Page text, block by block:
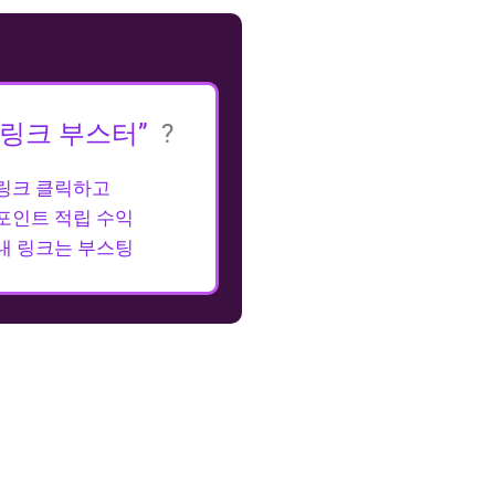
크 부스터” ?
크 클릭하고
인트 적립 수익
링크는 부스팅